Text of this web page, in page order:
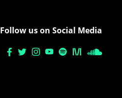
Follow us on Social Media